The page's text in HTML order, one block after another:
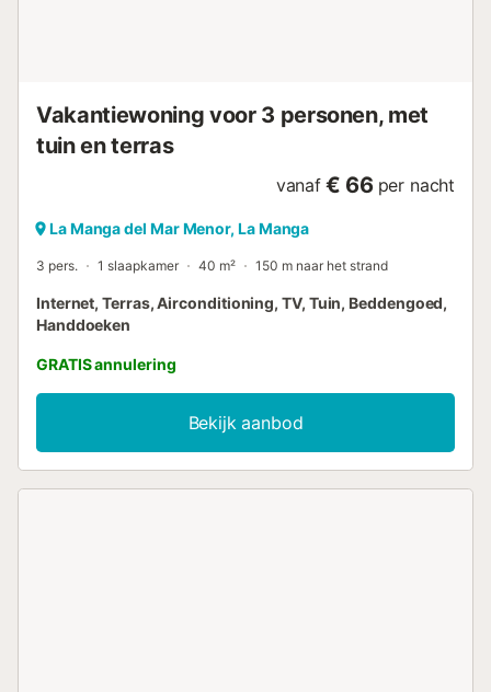
Vakantiewoning voor 3 personen, met
tuin en terras
vanaf € 66 per nacht
La Manga del Mar Menor, La Manga
3 pers. 1 slaapkamer 40 m² 150 m naar het strand
Internet, Terras, Airconditioning, TV, Tuin, Beddengoed,
Handdoeken
GRATIS annulering
Bekijk aanbod